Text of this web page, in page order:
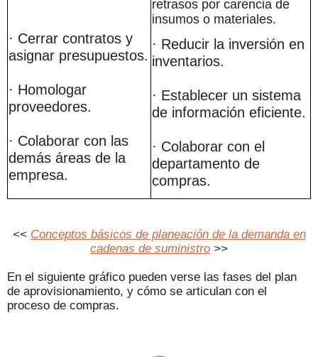
· Cerrar contratos y
asignar presupuestos.
· Homologar
proveedores.
· Colaborar con las
demás áreas de la
empresa.
retrasos por carencia de
insumos o materiales.
· Reducir la inversión en
inventarios.
· Establecer un sistema
de información eficiente.
· Colaborar con el
departamento de
compras.
<< Conceptos básicos de planeación de la demanda en
cadenas de suministro >>
En el siguiente gráfico pueden verse las fases del plan
de aprovisionamiento, y cómo se articulan con el
proceso de compras.